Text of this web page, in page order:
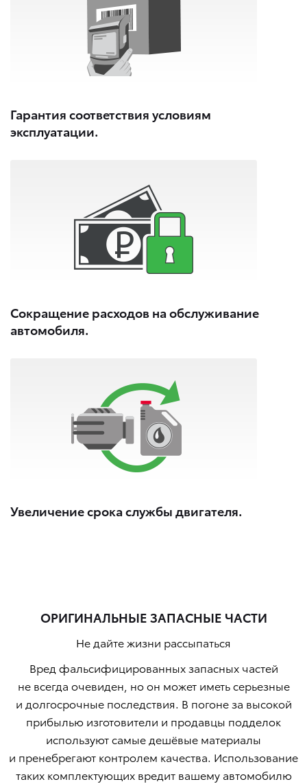
Гарантия соответствия условиям
эксплуатации.
Сокращение расходов на обслуживание
автомобиля.
Увеличение срока службы двигателя.
ОРИГИНАЛЬНЫЕ ЗАПАСНЫЕ ЧАСТИ
Не дайте жизни рассыпаться
Вред фальсифицированных запасных частей
не всегда очевиден, но он может иметь серьезные
и долгосрочные последствия. В погоне за высокой
прибылью изготовители и продавцы подделок
используют самые дешёвые материалы
и пренебрегают контролем качества. Использование
таких комплектующих вредит вашему автомобилю